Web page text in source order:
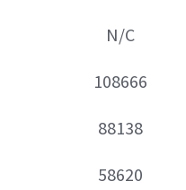
N/C
108666
88138
58620